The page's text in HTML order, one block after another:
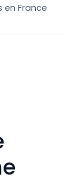
en France